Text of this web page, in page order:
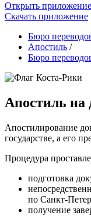
Открыть приложение
Скачать приложение
Бюро
Апостиль /
Бюро
Апостиль на
Апостилирование
государстве, а его
Процедура
подготовка
по Санкт-
получение